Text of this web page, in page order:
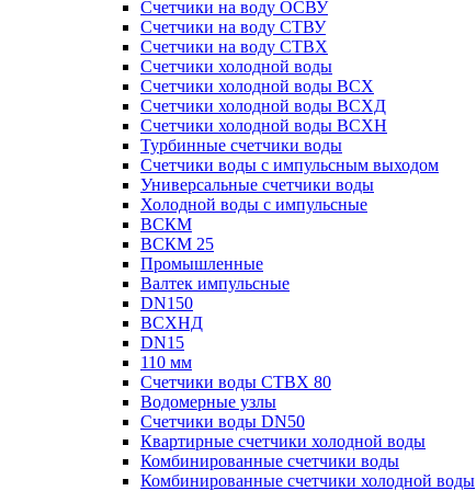
Счетчики на воду ОСВУ
Счетчики на воду СТВУ
Счетчики на воду СТВХ
Счетчики холодной воды
Счетчики холодной воды ВСХ
Счетчики холодной воды ВСХД
Счетчики холодной воды ВСХН
Турбинные счетчики воды
Счетчики воды с импульсным выходом
Универсальные счетчики воды
Холодной воды с импульсные
ВСКМ
ВСКМ 25
Промышленные
Валтек импульсные
DN150
ВСХНД
DN15
110 мм
Счетчики воды СТВХ 80
Водомерные узлы
Счетчики воды DN50
Квартирные счетчики холодной воды
Комбинированные счетчики воды
Комбинированные счетчики холодной воды